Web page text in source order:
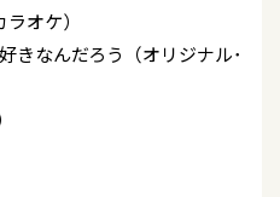
オケ）
きなんだろう（オリジナル･